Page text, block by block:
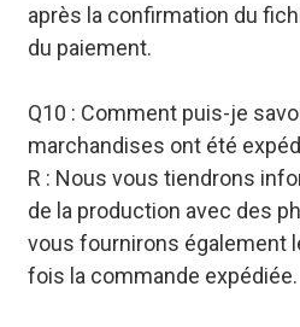
après la confirmation du
du paiement.
Q10 : Comment puis-je
marchandises ont été
R : Nous vous tiendrons
de la production avec des
vous fournirons également
fois la commande expédiée.